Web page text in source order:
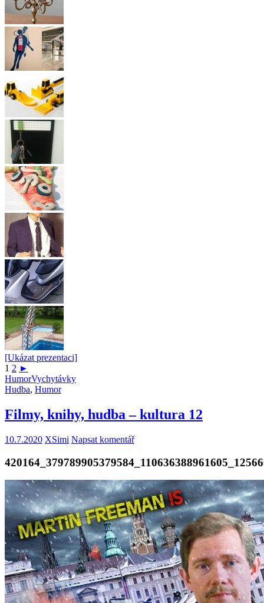
[Ukázat prezentaci]
1 2 ►
HumorVychytávky
Hudba, Humor
Filmy, knihy, hudba – kultura 12
10.7.2020 XSimi Napsat komentář